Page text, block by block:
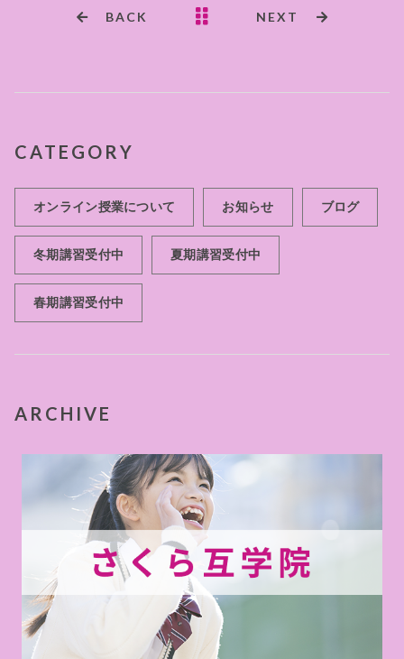
o
BACK NEXT
CATEGORY
オンライン授業について お知らせ ブログ
冬期講習受付中 夏期講習受付中
春期講習受付中
ARCHIVE